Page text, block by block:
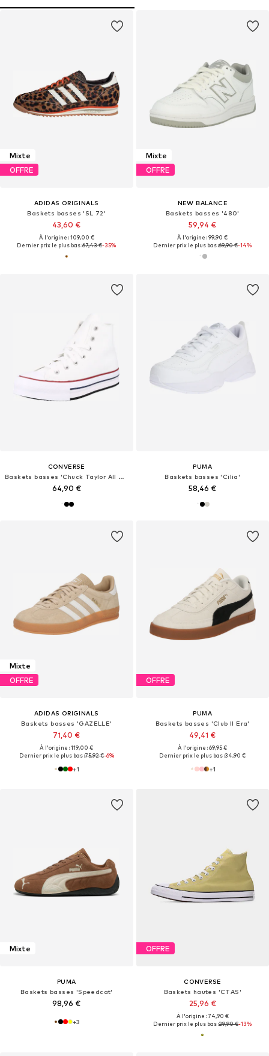
Mixte
OFFRE
ADIDAS ORIGINALS
Baskets basses 'SL 72'
43,60 €
À l'origine : 109,00 €
Dernier prix le plus bas :67,43 €-35%
Mixte
OFFRE
NEW BALANCE
Baskets basses '480'
59,94 €
À l'origine : 99,90 €
Dernier prix le plus bas :69,90 €-14%
CONVERSE
Baskets basses 'Chuck Taylor All Star'
64,90 €
PUMA
Baskets basses 'Cilia'
58,46 €
Mixte
OFFRE
ADIDAS ORIGINALS
Baskets basses 'GAZELLE'
71,40 €
À l'origine : 119,00 €
Dernier prix le plus bas :75,92 €-6%
+1
OFFRE
PUMA
Baskets basses 'Club II Era'
49,41 €
À l'origine : 69,95 €
Dernier prix le plus bas :34,90 €
+1
Mixte
PUMA
Baskets basses 'Speedcat'
98,96 €
+3
OFFRE
CONVERSE
Baskets hautes 'CTAS'
25,96 €
À l'origine : 74,90 €
Dernier prix le plus bas :29,90 €-13%